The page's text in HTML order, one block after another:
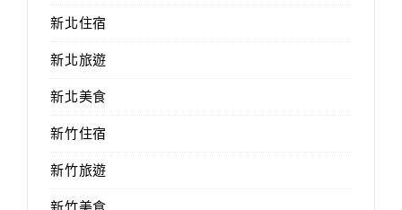
新北住宿
新北旅遊
新北美食
新竹住宿
新竹旅遊